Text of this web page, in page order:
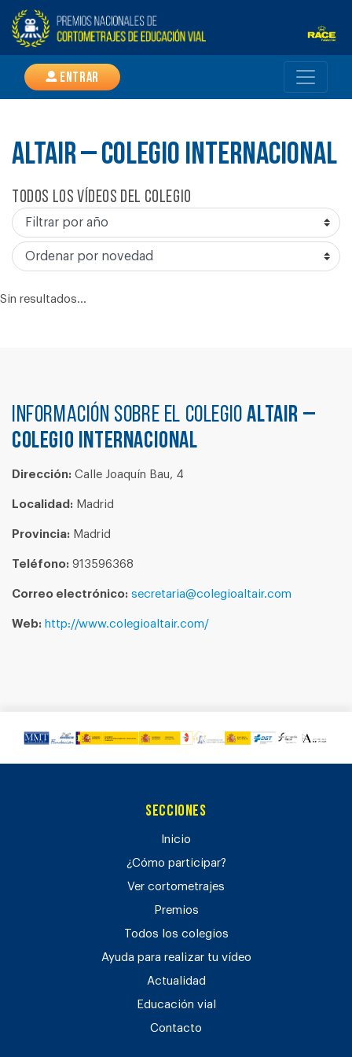
Entrar
ALTAIR – COLEGIO INTERNACIONAL
Todos los vídeos del colegio
Sin resultados...
Información sobre el colegioALTAIR –
COLEGIO INTERNACIONAL
Dirección: Calle Joaquín Bau, 4
Localidad: Madrid
Provincia: Madrid
Teléfono: 913596368
Correo electrónico: secretaria@colegioaltair.com
Web: http://www.colegioaltair.com/
Secciones
Inicio
¿Cómo participar?
Ver cortometrajes
Premios
Todos los colegios
Ayuda para realizar tu vídeo
Actualidad
Educación vial
Contacto